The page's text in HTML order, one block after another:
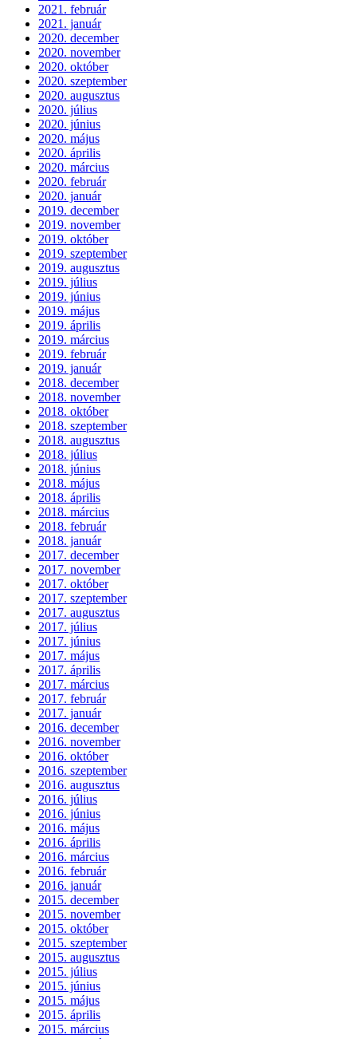
2021. február
2021. január
2020. december
2020. november
2020. október
2020. szeptember
2020. augusztus
2020. július
2020. június
2020. május
2020. április
2020. március
2020. február
2020. január
2019. december
2019. november
2019. október
2019. szeptember
2019. augusztus
2019. július
2019. június
2019. május
2019. április
2019. március
2019. február
2019. január
2018. december
2018. november
2018. október
2018. szeptember
2018. augusztus
2018. július
2018. június
2018. május
2018. április
2018. március
2018. február
2018. január
2017. december
2017. november
2017. október
2017. szeptember
2017. augusztus
2017. július
2017. június
2017. május
2017. április
2017. március
2017. február
2017. január
2016. december
2016. november
2016. október
2016. szeptember
2016. augusztus
2016. július
2016. június
2016. május
2016. április
2016. március
2016. február
2016. január
2015. december
2015. november
2015. október
2015. szeptember
2015. augusztus
2015. július
2015. június
2015. május
2015. április
2015. március